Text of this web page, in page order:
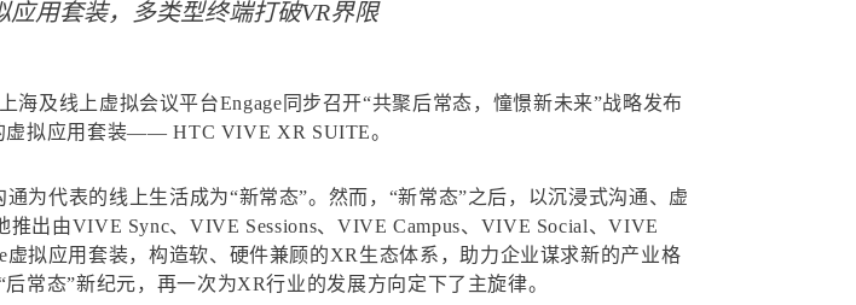
应用套装，多类型终端打破VR界限
及线上虚拟会议平台Engage同步召开“共聚后常态，憧憬新未来”战略发布
虚拟应用套装—— HTC VIVE XR SUITE。
为代表的线上生活成为“新常态”。然而，“新常态”之后，以沉浸式沟通、虚
出由VIVE Sync、VIVE Sessions、VIVE Campus、VIVE Social、VIVE
拟应用套装，构造软、硬件兼顾的XR生态体系，助力企业谋求新的产业格
常态”新纪元，再一次为XR行业的发展方向定下了主旋律。